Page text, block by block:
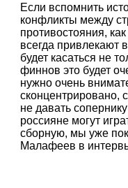
Если вспомнить
конфликты между
противостояния,
всегда привлекают
будет касаться не
финнов это будет
нужно очень
сконцентрировано,
не давать
россияне могут
сборную, мы уже
Малафеев в